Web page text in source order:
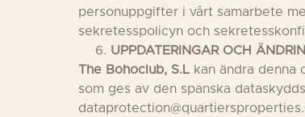
personuppgifter i vårt samarbete
sekretesspolicyn och
UPPDATERINGAR OCH
The Bohoclub, S.L kan ändra
som ges av den spanska